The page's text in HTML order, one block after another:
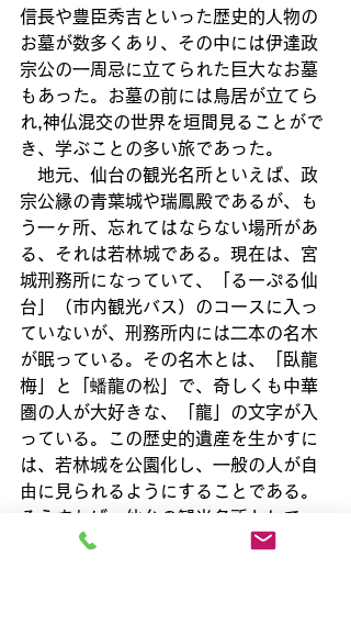
信長や豊臣秀吉といった歴史的人物の
お墓が数多くあり、その中には伊達政
宗公の一周忌に立てられた巨大なお墓
もあった。お墓の前には鳥居が立てら
れ,神仏混交の世界を垣間見ることがで
き、学ぶことの多い旅であった。
地元、仙台の観光名所といえば、政
宗公縁の青葉城や瑞鳳殿であるが、も
う一ヶ所、忘れてはならない場所があ
る、それは若林城である。現在は、宮
城刑務所になっていて、「るーぷる仙
台」（市内観光バス）のコースに入っ
ていないが、刑務所内には二本の名木
が眠っている。その名木とは、「臥龍
梅」と「蟠龍の松」で、奇しくも中華
圏の人が大好きな、「龍」の文字が入
っている。この歴史的遺産を生かすに
は、若林城を公園化し、一般の人が自
由に見られるようにすることである。
そうすれば、仙台の観光名所として、
「るーぷる仙台」のコースにも入れる